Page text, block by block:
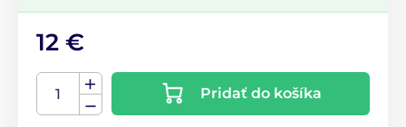
12 €
Pridať do košíka